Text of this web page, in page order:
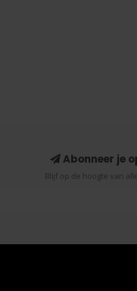
Abonneer je
Blijf op de hoogte van